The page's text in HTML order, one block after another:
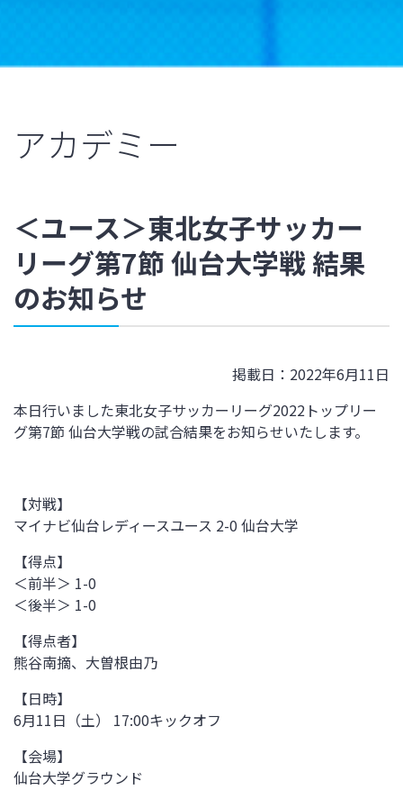
アカデミー
＜ユース＞東北女子サッカー
リーグ第7節 仙台大学戦 結果
のお知らせ
掲載日：2022年6月11日
本日行いました東北女子サッカーリーグ2022トップリー
グ第7節 仙台大学戦の試合結果をお知らせいたします。
【対戦】
マイナビ仙台レディースユース 2-0 仙台大学
【得点】
＜前半＞ 1-0
＜後半＞ 1-0
【得点者】
熊谷南摘、大曽根由乃
【日時】
6月11日（土） 17:00キックオフ
【会場】
仙台大学グラウンド